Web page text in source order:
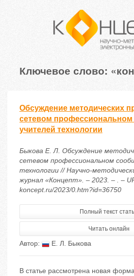
Ключевое слово:
Обсуждение методических
сетевом
учителей технологии
Быкова Е. Л. Обсуждение
сетевом профессиональном
технологии // Научно-
журнал «Концепт». – 2023. – . –
koncept.ru/2023/0.htm?id=36750
Полный текст
Читать онлайн
Автор: Е. Л. Быкова
В статье рассмотрена новая